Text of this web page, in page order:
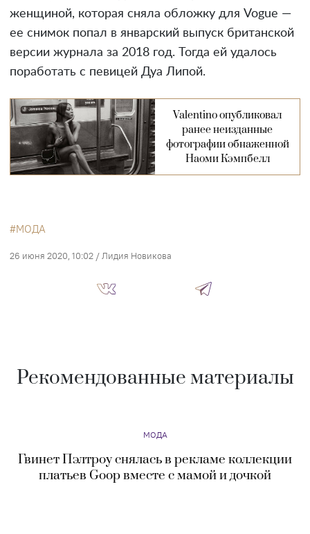
женщиной, которая сняла обложку для Vogue —
ее снимок попал в январский выпуск британской
версии журнала за 2018 год. Тогда ей удалось
поработать с певицей Дуа Липой.
Valentino опубликовал
ранее неизданные
фотографии обнаженной
Наоми Кэмпбелл
МОДА
26 июня 2020, 10:02 /Лидия Новикова
Рекомендованные материалы
МОДА
Гвинет Пэлтроу снялась в рекламе коллекции
платьев Goop вместе с мамой и дочкой